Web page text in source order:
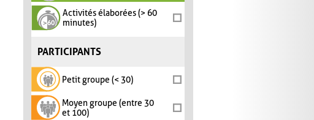
Activités élaborées (> 60
minutes)
PARTICIPANTS
Petit groupe (< 30)
Moyen groupe (entre 30
et 100)